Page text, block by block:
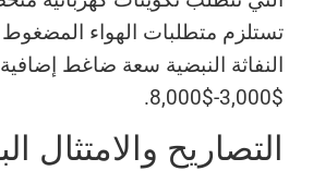
تستلزم متطلبات الهواء المضغوط
النفاثة النبضية سعة ضاغط إضافية
التصاريح والامتثال